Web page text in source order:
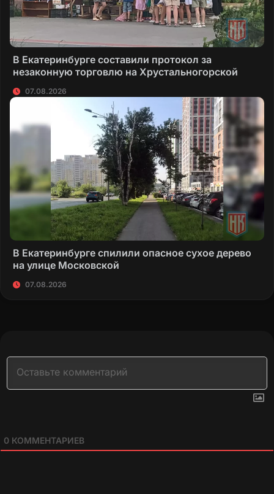
В Екатеринбурге составили протокол за
незаконную торговлю на Хрустальногорской
07.08.2026
В Екатеринбурге спилили опасное сухое дерево
на улице Московской
07.08.2026
0 КОММЕНТАРИЕВ